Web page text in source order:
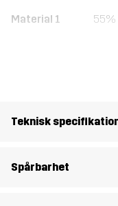
Material 1 55%
Artikelnummer
Teknisk
Spårbarhet